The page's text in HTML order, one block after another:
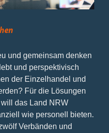
und gemeinsam denken
und perspektivisch
der Einzelhandel und
Für die Lösungen
das Land NRW
wie personell bieten.
Verbänden und